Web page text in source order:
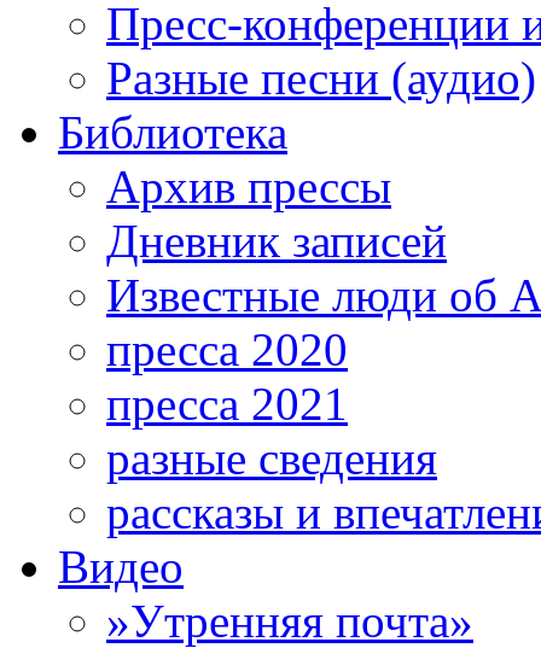
Пресс-конференции
Разные песни (аудио)
Библиотека
Архив прессы
Дневник записей
Известные люди об
пресса 2020
пресса 2021
разные сведения
рассказы и
Видео
»Утренняя почта»